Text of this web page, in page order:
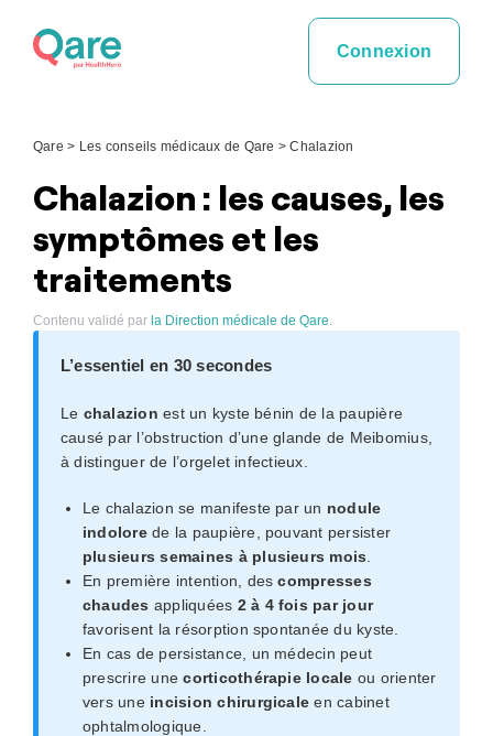
Connexion
Qare > Les conseils médicaux de Qare >Chalazion
Chalazion : les causes, les
symptômes et les
traitements
Contenu validé par la Direction médicale de Qare.
L’essentiel en 30 secondes
Le chalazion est un kyste bénin de la paupière
causé par l’obstruction d’une glande de Meibomius,
à distinguer de l’orgelet infectieux.
Le chalazion se manifeste par un nodule
indolorede la paupière, pouvant persister
plusieurs semaines à plusieurs mois
En première intention, descompresses
chaudes appliquées 2 à 4 fois par jour
favorisent la résorption spontanée du kyste.
En cas de persistance, un médecin peut
prescrire unecorticothérapie locale ou orienter
vers une incision chirurgicale en cabinet
ophtalmologique.